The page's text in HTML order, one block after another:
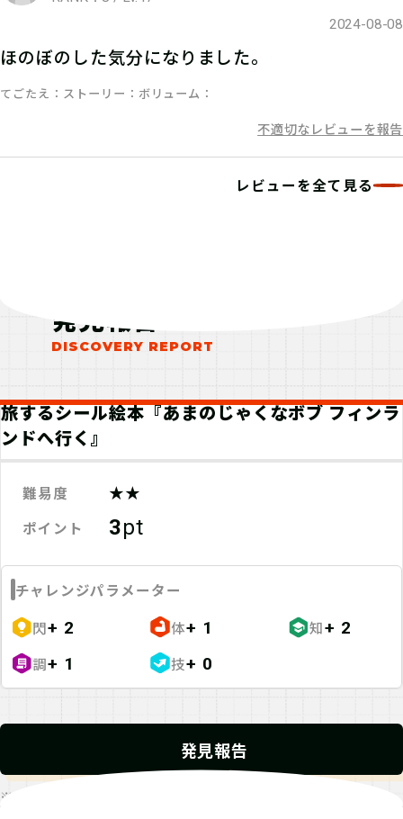
マイページで【クリアキーワード】を
2024-08-08
ほのぼのした気分になりました。
てごたえ ストーリー ボリューム
不適切なレビューを報告
レビューを全て見る
発見報告
旅するシール絵本『あまのじゃくなボブ フィンラ
ンドへ行く』
難易度 ★★
ポイント 3pt
チャレンジパラメーター
閃+ 2 体+ 1 知+ 2
調+ 1 技+ 0
発見報告
※発見報告にGPSを使用するクエストが一部存在します。